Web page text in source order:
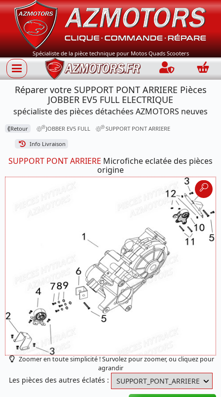
Spécialiste de la pièce technique pour Motos Quads Scooters
Connection
Réparer votre SUPPORT PONT ARRIERE Pièces
JOBBER EV5 FULL ELECTRIQUE
spécialiste des pièces détachées AZMOTORS neuves
⟪Retour JOBBER EV5 FULL SUPPORT PONT ARRIERE
Info Livraison
SUPPORT PONT ARRIERE Microfiche eclatée des pièces
origine
Zoomer en toute simplicité ! Survolez pour zoomer, ou cliquez pour
agrandir
Les pièces des autres éclatés :